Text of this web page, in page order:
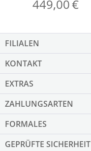
FILIALEN
KONTAKT
EXTRAS
ZAHLUNGSARTEN
FORMALES
GEPRÜFTE SICHERHEIT